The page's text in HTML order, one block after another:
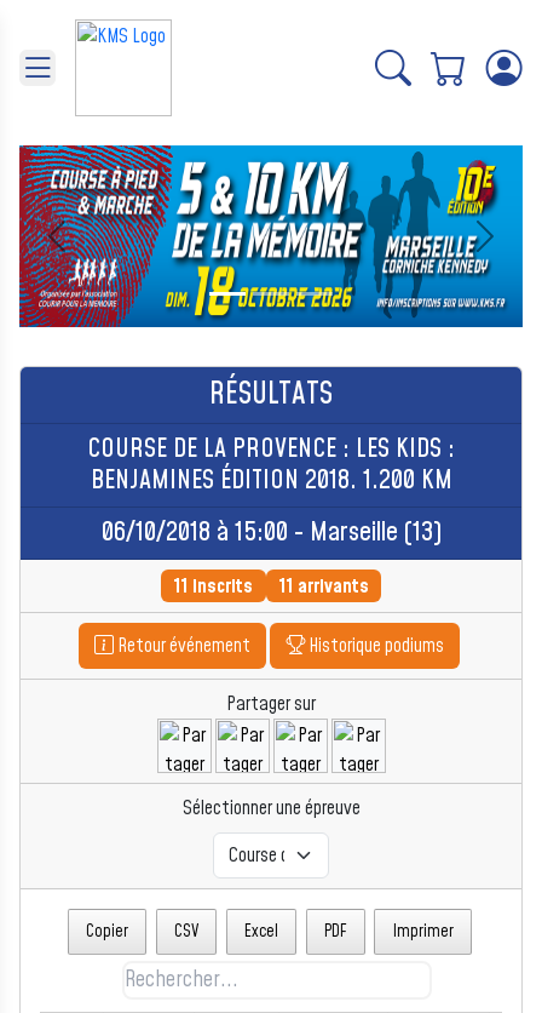
Précédent Suivant
RÉSULTATS
COURSE DE LA PROVENCE : LES KIDS :
BENJAMINES ÉDITION 2018. 1.200 KM
06/10/2018 à 15:00 - Marseille (13)
11 inscrits 11 arrivants
Retour événement Historique podiums
Partager sur
Sélectionner une épreuve
Copier CSV Excel PDF Imprimer
Panneau de gestion des cookies